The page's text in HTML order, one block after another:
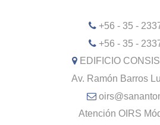
+56 - 35 -
+56 - 35 -
EDIFICIO
Av. Ramón Barros
Atención OIRS